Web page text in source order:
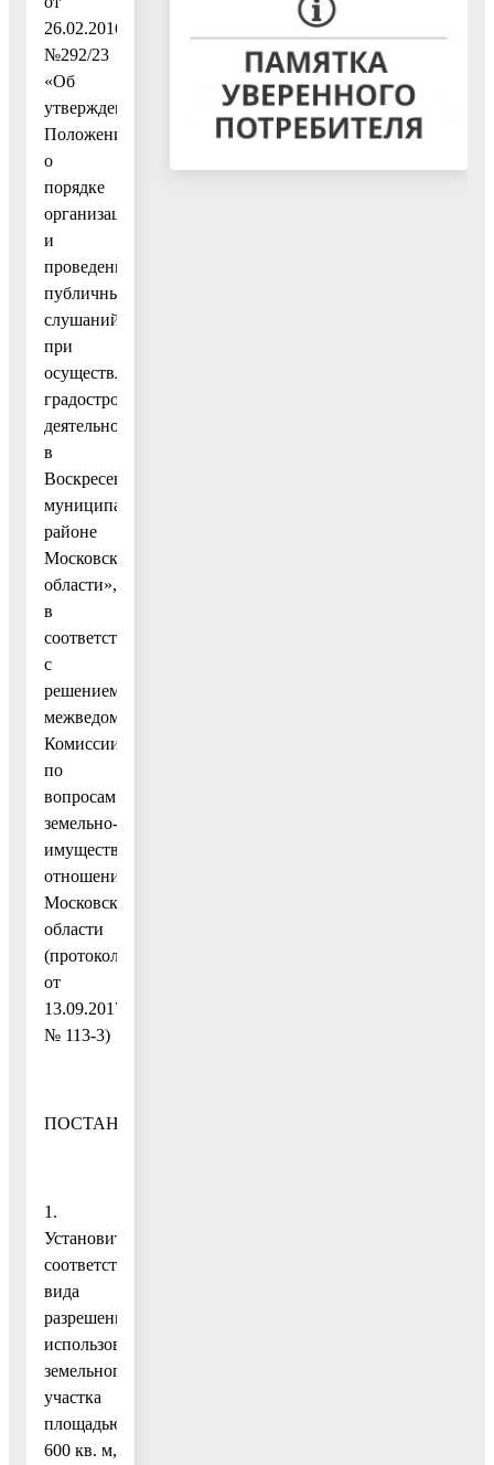
26.02.2016
№292/23
«Об
утверждении
Положения
о
порядке
организации
и
проведении
публичных
слушаний
при
осуществлении
градостроительной
деятельности
в
Воскресенском
муниципальном
районе
Московской
области»,
в
соответствии
с
решением
межведомственной
Комиссии
по
вопросам
земельно-
имущественных
отношений
Московской
области
(протокол
от
13.09.2017
№ 113-3)
ПОСТАНОВЛЯЮ:
1.
Установить
соответствие
вида
разрешенного
использования
земельного
участка
площадью
600 кв. м,